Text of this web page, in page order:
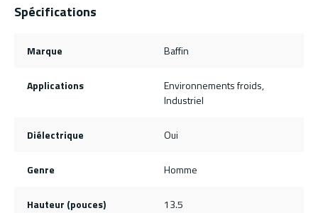
Spécifications
Marque Baffin
Applications
Environnements froids,
Industriel
Diélectrique Oui
Genre Homme
Hauteur (pouces) 13.5